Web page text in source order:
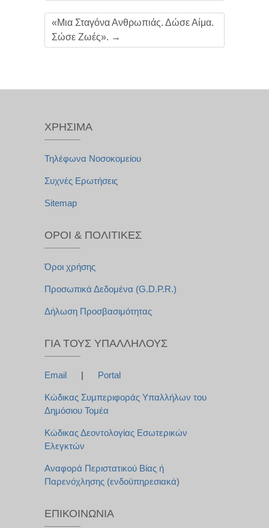
«Μια Σταγόνα Ανθρωπιάς. Δώσε Αίμα.
Σώσε Ζωές». →
ΧΡΉΣΙΜΑ
Τηλέφωνα Νοσοκομείου
Συχνές Ερωτήσεις
Sitemap
ΌΡΟΙ & ΠΟΛΙΤΙΚΈΣ
Όροι χρήσης
Προσωπικά Δεδομένα (G.D.P.R.)
Δήλωση Προσβασιμότητας
ΓΙΑ ΤΟΥΣ ΥΠΑΛΛΉΛΟΥΣ
Email | Portal
Κώδικας Συμπεριφοράς Υπαλλήλων του
Δημόσιου Τομέα
Κώδικας Δεοντολογίας Εσωτερικών
Ελεγκτών
Αναφορά Περιστατικού Βίας ή
Παρενόχλησης (ενδοϋπηρεσιακά)
ΕΠΙΚΟΙΝΩΝΊΑ